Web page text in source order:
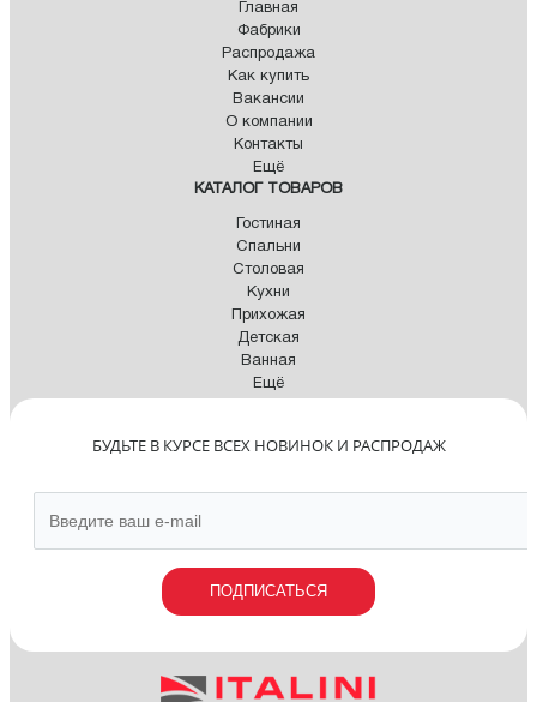
Главная
Фабрики
Распродажа
Как купить
Вакансии
О компании
Контакты
Ещё
КАТАЛОГ ТОВАРОВ
Гостиная
Спальни
Столовая
Кухни
Прихожая
Детская
Ванная
Ещё
БУДЬТЕ В КУРСЕ ВСЕХ НОВИНОК И РАСПРОДАЖ
ПОДПИСАТЬСЯ